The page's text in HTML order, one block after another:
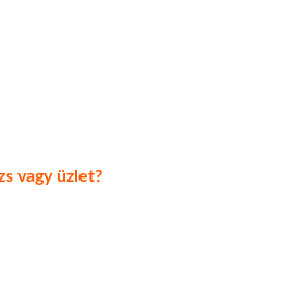
vagy üzlet?